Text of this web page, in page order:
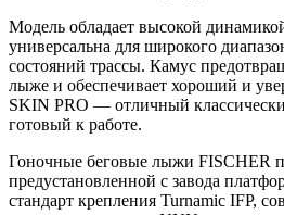
Модель обладает высокой
универсальна для широкого
состояний трассы. Камус
лыже и обеспечивает хороший и
SKIN PRO — отличный
готовый к работе.
Гоночные беговые лыжи FISCHER
предустановленной с завода
стандарт крепления Turnamic IFP,